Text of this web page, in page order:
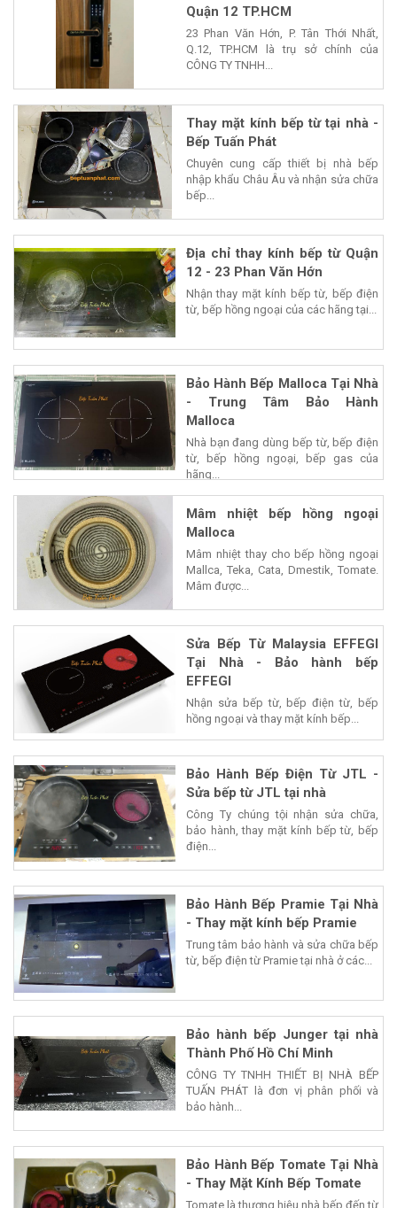
Quận 12 TP.HCM
23 Phan Văn Hớn, P. Tân Thới Nhất,
Q.12, TP.HCM là trụ sở chính của
CÔNG TY TNHH...
Thay mặt kính bếp từ tại nhà -
Bếp Tuấn Phát
Chuyên cung cấp thiết bị nhà bếp
nhập khẩu Châu Âu và nhận sửa chữa
bếp...
Địa chỉ thay kính bếp từ Quận
12 - 23 Phan Văn Hớn
Nhận thay mặt kính bếp từ, bếp điện
từ, bếp hồng ngoại của các hãng tại...
Bảo Hành Bếp Malloca Tại Nhà
- Trung Tâm Bảo Hành
Malloca
Nhà bạn đang dùng bếp từ, bếp điện
từ, bếp hồng ngoại, bếp gas của
hãng...
Mâm nhiệt bếp hồng ngoại
Malloca
Mâm nhiệt thay cho bếp hồng ngoại
Mallca, Teka, Cata, Dmestik, Tomate.
Mâm được...
Sửa Bếp Từ Malaysia EFFEGI
Tại Nhà - Bảo hành bếp
EFFEGI
Nhận sửa bếp từ, bếp điện từ, bếp
hồng ngoại và thay mặt kính bếp...
Bảo Hành Bếp Điện Từ JTL -
Sửa bếp từ JTL tại nhà
Công Ty chúng tội nhận sửa chữa,
bảo hành, thay mặt kính bếp từ, bếp
điện...
Bảo Hành Bếp Pramie Tại Nhà
- Thay mặt kính bếp Pramie
Trung tâm bảo hành và sửa chữa bếp
từ, bếp điện từ Pramie tại nhà ở các...
Bảo hành bếp Junger tại nhà
Thành Phố Hồ Chí Minh
CÔNG TY TNHH THIẾT BỊ NHÀ BẾP
TUẤN PHÁT là đơn vị phân phối và
bảo hành...
Bảo Hành Bếp Tomate Tại Nhà
- Thay Mặt Kính Bếp Tomate
Tomate là thương hiệu nhà bếp đến từ